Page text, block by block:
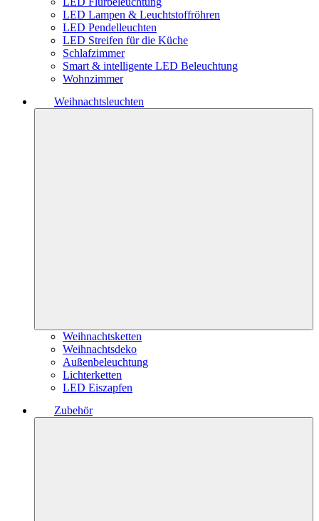
LED Lampen & Leuchtstoffröhren
LED Pendelleuchten
LED Streifen für die Küche
Schlafzimmer
Smart & intelligente LED Beleuchtung
Wohnzimmer
Weihnachtsleuchten
Weihnachtsketten
Weihnachtsdeko
Außenbeleuchtung
Lichterketten
LED Eiszapfen
Zubehör